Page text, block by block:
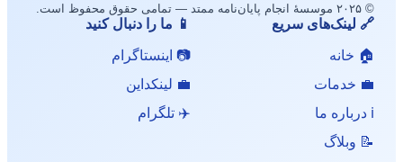
© ۲۰۲۵ موسسهٔ انجام پایان‌نامه ممتد — تمامی حقوق محفوظ است.
🔗 لینک‌های سریع
🏠 خانه
💼 خدمات
ℹ️ درباره ما
📝 وبلاگ
📱 ما را دنبال کنید
📷 اینستاگرام
💼 لینکداین
✈️ تلگرام